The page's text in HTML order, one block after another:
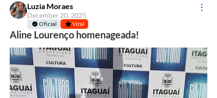
Luzia Moraes
December 20, 2025
Oficial Viral
Aline Lourenço homenageada!